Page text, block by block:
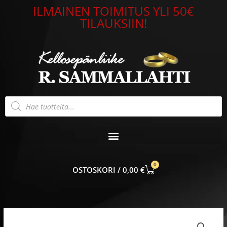
ILMAINEN TOIMITUS YLI 50€
TILAUKSIIN!
Products
search
0,00 €
0
CART